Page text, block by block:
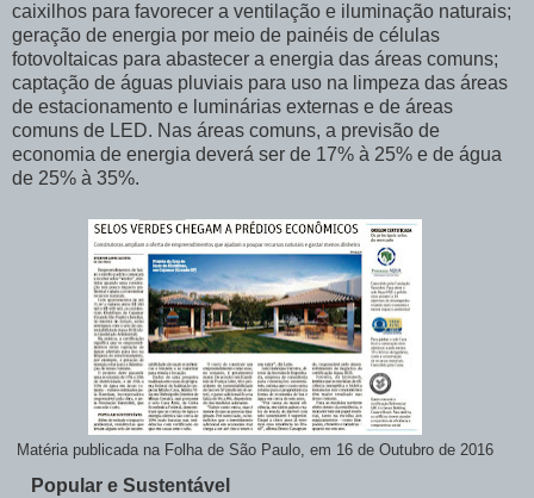
caixilhos para favorecer a ventilação e iluminação naturais;
geração de energia por meio de painéis de células
fotovoltaicas para abastecer a energia das áreas comuns;
captação de águas pluviais para uso na limpeza das áreas
de estacionamento e luminárias externas e de áreas
comuns de LED. Nas áreas comuns, a previsão de
economia de energia deverá ser de 17% à 25% e de água
de 25% à 35%.
Matéria publicada na Folha de São Paulo, em 16 de Outubro de 2016
Popular e Sustentável